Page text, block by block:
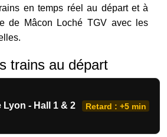
en temps réel au départ et à
de Mâcon Loché TGV avec les
trains au départ
Lyon - Hall 1 & 2
Retard : +5 min